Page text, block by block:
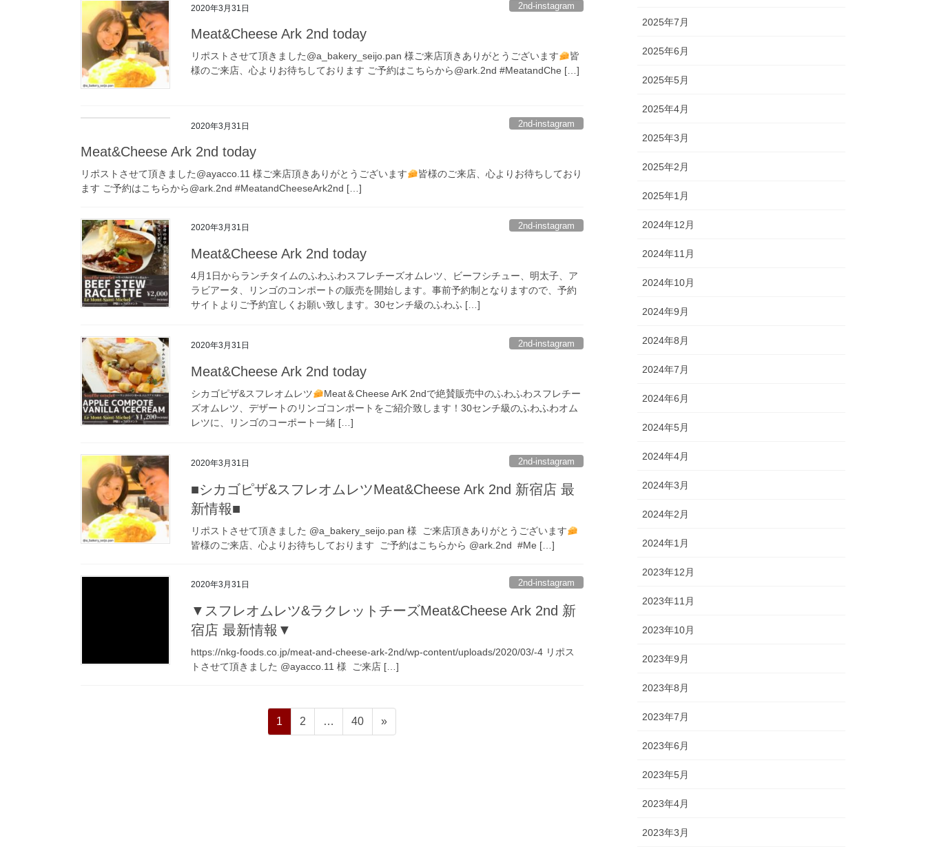
2020年3月31日 2nd-instagram
Meat&Cheese Ark 2nd today
リポストさせて頂きました @a_bakery_seijo.pan 様 ご来店頂きありがとうございます
皆
様のご来店、心よりお待ちしております ご予約はこちらから @ark.2nd #MeatandChe […]
2020年3月31日 2nd-instagram
Meat&Cheese Ark 2nd today
リポストさせて頂きました @ayacco.11 様 ご来店頂きありがとうございます
皆様のご来店、心よりお待ちしており
ます ご予約はこちらから @ark.2nd #MeatandCheeseArk2nd […]
2020年3月31日 2nd-instagram
Meat&Cheese Ark 2nd today
4月1日からランチタイムのふわふわスフレチーズオムレツ、ビーフシチュー、明太子、ア
ラビアータ、リンゴのコンポートの販売を開始します。事前予約制となりますので、予約
サイトよりご予約宜しくお願い致します。30センチ級のふわふ […]
2020年3月31日 2nd-instagram
Meat&Cheese Ark 2nd today
シカゴピザ&スフレオムレツ
Meat＆Cheese ArK 2ndで絶賛販売中のふわふわスフレチー
ズオムレツ、デザートのリンゴコンポートをご紹介致します！30センチ級のふわふわオム
レツに、リンゴのコーポート一緒 […]
2020年3月31日 2nd-instagram
■シカゴピザ&スフレオムレツMeat&Cheese Ark 2nd 新宿店 最
新情報■
リポストさせて頂きました @a_bakery_seijo.pan 様 ご来店頂きありがとうございます
皆様のご来店、心よりお待ちしております ご予約はこちらから @ark.2nd #Me […]
2020年3月31日 2nd-instagram
▼スフレオムレツ&ラクレットチーズMeat&Cheese Ark 2nd 新
宿店 最新情報▼
https://nkg-foods.co.jp/meat-and-cheese-ark-2nd/wp-content/uploads/2020/03/-4 リポス
トさせて頂きました @ayacco.11 様 ご来店 […]
ペ
ー
1
ペ
ー
2 …
ペ
ー
40 »
2025年7月
2025年6月
2025年5月
2025年4月
2025年3月
2025年2月
2025年1月
2024年12月
2024年11月
2024年10月
2024年9月
2024年8月
2024年7月
2024年6月
2024年5月
2024年4月
2024年3月
2024年2月
2024年1月
2023年12月
2023年11月
2023年10月
2023年9月
2023年8月
2023年7月
2023年6月
2023年5月
2023年4月
2023年3月